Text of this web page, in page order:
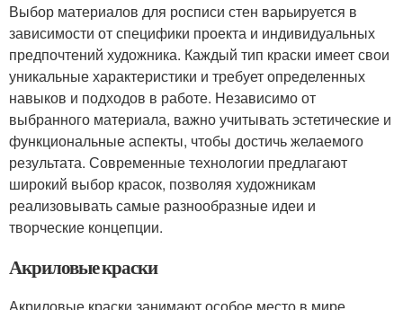
Выбор материалов для росписи стен варьируется в
зависимости от специфики проекта и индивидуальных
предпочтений художника. Каждый тип краски имеет свои
уникальные характеристики и требует определенных
навыков и подходов в работе. Независимо от
выбранного материала, важно учитывать эстетические и
функциональные аспекты, чтобы достичь желаемого
результата. Современные технологии предлагают
широкий выбор красок, позволяя художникам
реализовывать самые разнообразные идеи и
творческие концепции.
Акриловые краски